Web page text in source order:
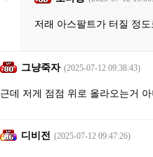
저래 아스팔트가 터질 정
그냥죽자 (2025-07-12 09:38:43)
근데 저게 점점 위로 올라오는거
디비전 (2025-07-12 09:47:26)